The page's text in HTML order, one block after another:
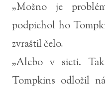
„Možno je
podpichol ho
zvraštil čelo.
„Alebo v sieti.
Tompkins odložil